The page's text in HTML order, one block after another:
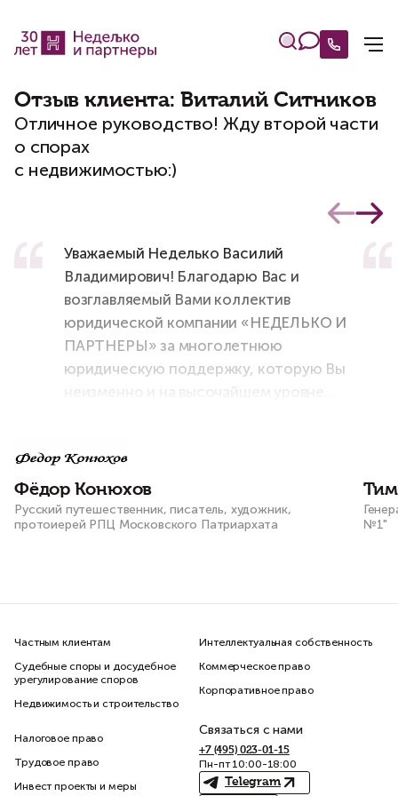
Отзыв клиента: Виталий Ситников
Отличное руководство! Жду второй части
о спорах
с недвижимостью:)
Уважаемый Неделько Василий
Владимирович! Благодарю Вас и
возглавляемый Вами коллектив
юридической компании «НЕДЕЛЬКО И
ПАРТНЕРЫ» за многолетнюю
юридическую поддержку, которую Вы
неизменно и на высочайшем уровне
Фёдор Конюхов
Русский путешественник, писатель, художник,
протоиерей РПЦ Московского Патриархата
№1"
Частным клиентам
Судебные споры и досудебное
урегулирование споров
Недвижимость и строительство
Интеллектуальная собственность
Коммерческое право
Корпоративное право
Налоговое право
Трудовое право
Инвест проекты и меры
Связаться с нами
+7 (495) 023-01-15
Пн-пт 10:00-18:00
Telegram